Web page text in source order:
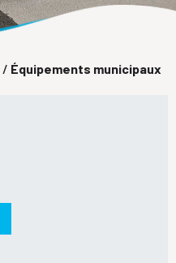
/ Équipements municipaux